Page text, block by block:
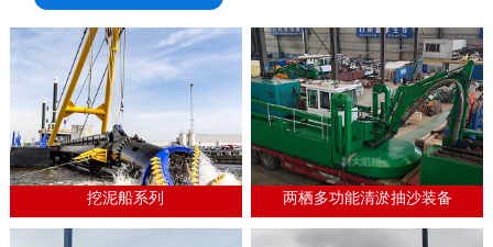
挖泥船系列 两栖多功能清淤抽沙装备